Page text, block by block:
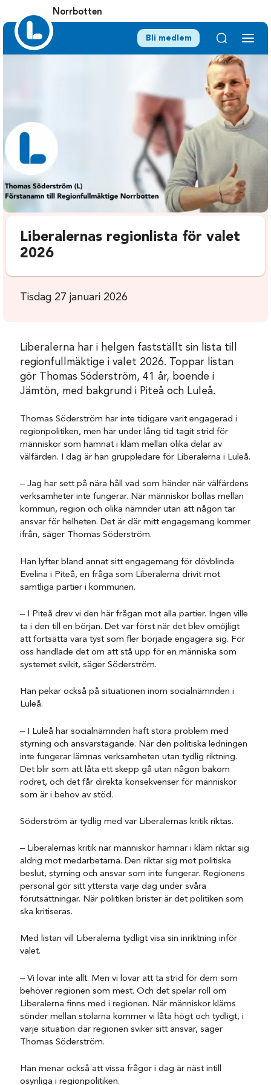
Norrbotten
Bli medlem
Liberalernas regionlista för valet
2026
Tisdag 27 januari 2026
Liberalerna har i helgen fastställt sin lista till
regionfullmäktige i valet 2026. Toppar listan
gör Thomas Söderström, 41 år, boende i
Jämtön, med bakgrund i Piteå och Luleå.
Thomas Söderström har inte tidigare varit engagerad i
regionpolitiken, men har under lång tid tagit strid för
människor som hamnat i kläm mellan olika delar av
välfärden. I dag är han gruppledare för Liberalerna i Luleå.
– Jag har sett på nära håll vad som händer när välfärdens
verksamheter inte fungerar. När människor bollas mellan
kommun, region och olika nämnder utan att någon tar
ansvar för helheten. Det är där mitt engagemang kommer
ifrån, säger Thomas Söderström.
Han lyfter bland annat sitt engagemang för dövblinda
Evelina i Piteå, en fråga som Liberalerna drivit mot
samtliga partier i kommunen.
– I Piteå drev vi den här frågan mot alla partier. Ingen ville
ta i den till en början. Det var först när det blev omöjligt
att fortsätta vara tyst som fler började engagera sig. För
oss handlade det om att stå upp för en människa som
systemet svikit, säger Söderström.
Han pekar också på situationen inom socialnämnden i
Luleå.
– I Luleå har socialnämnden haft stora problem med
styrning och ansvarstagande. När den politiska ledningen
inte fungerar lämnas verksamheten utan tydlig riktning.
Det blir som att låta ett skepp gå utan någon bakom
rodret, och det får direkta konsekvenser för människor
som är i behov av stöd.
Söderström är tydlig med var Liberalernas kritik riktas.
– Liberalernas kritik när människor hamnar i kläm riktar sig
aldrig mot medarbetarna. Den riktar sig mot politiska
beslut, styrning och ansvar som inte fungerar. Regionens
personal gör sitt yttersta varje dag under svåra
förutsättningar. När politiken brister är det politiken som
ska kritiseras.
Med listan vill Liberalerna tydligt visa sin inriktning inför
valet.
– Vi lovar inte allt. Men vi lovar att ta strid för dem som
behöver regionen som mest. Och det spelar roll om
Liberalerna finns med i regionen. När människor kläms
sönder mellan stolarna kommer vi låta högt och tydligt, i
varje situation där regionen sviker sitt ansvar, säger
Thomas Söderström.
Han menar också att vissa frågor i dag är näst intill
osynliga i regionpolitiken.